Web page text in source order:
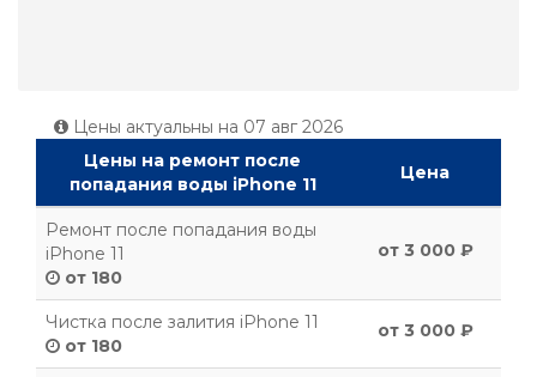
Цены актуальны на 07 авг 2026
Цены на ремонт после
попадания воды iPhone 11
Цена
Ремонт после попадания воды
iPhone 11
от 180
от 3 000 ₽
Чистка после залития iPhone 11
от 180
от 3 000 ₽